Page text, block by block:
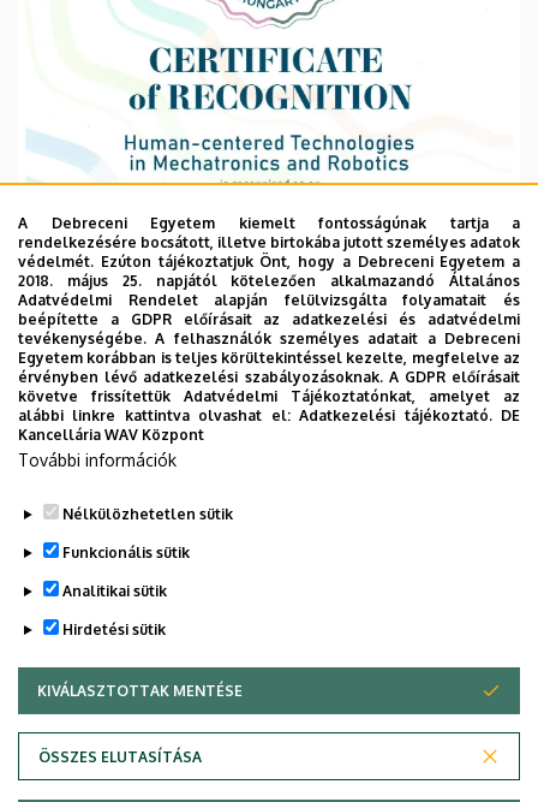
Legutóbbi frissítés: 2025. 04. 11. 13:14
Adatvédelem
A Debreceni Egyetem kiemelt fontosságúnak tartja a
rendelkezésére bocsátott, illetve birtokába jutott személyes adatok
védelmét. Ezúton tájékoztatjuk Önt, hogy a Debreceni Egyetem a
2018. május 25. napjától kötelezően alkalmazandó Általános
Adatvédelmi Rendelet alapján felülvizsgálta folyamatait és
beépítette a GDPR előírásait az adatkezelési és adatvédelmi
tevékenységébe. A felhasználók személyes adatait a Debreceni
Egyetem korábban is teljes körültekintéssel kezelte, megfelelve az
érvényben lévő adatkezelési szabályozásoknak. A GDPR előírásait
követve frissítettük Adatvédelmi Tájékoztatónkat, amelyet az
alábbi linkre kattintva olvashat el:Adatkezelési tájékoztató. DE
Kancellária WAV Központ
További információk
Nélkülözhetetlen sütik
Funkcionális sütik
Analitikai sütik
Hirdetési sütik
KIVÁLASZTOTTAK MENTÉSE
ÖSSZES ELUTASÍTÁSA
WITHDRAW CONSENT